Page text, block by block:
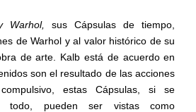
Warhol,sus Cápsulas de tiempo,
de Warhol y al valor histórico de su
de arte. Kalb está de acuerdo en
son el resultado de las acciones
estas Cápsulas, si se
todo, pueden ser vistas como